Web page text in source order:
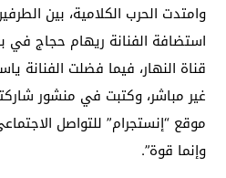
وامتدت الحرب الكلامية، بين
استضافة الفنانة ريهام حجاج
قناة النهار، فيما فضلت الفنانة
غير مباشر، وكتبت في منشور
موقع “إنستجرام” للتواصل
وإنما قوة”.